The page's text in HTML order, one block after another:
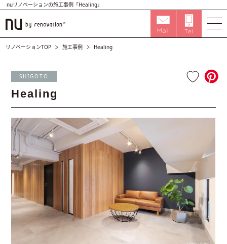
nuリノベーションの施工事例「Healing」
リノベーションTOP 施工事例 Healing
SHIGOTO
Healing